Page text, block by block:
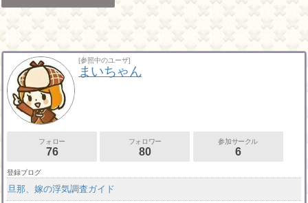
[参照中のユーザ]
まいちゃん
フォロー
76
フォロワー
80
参加サークル
6
登録ブログ
旦那、嫁の浮気調査ガイド